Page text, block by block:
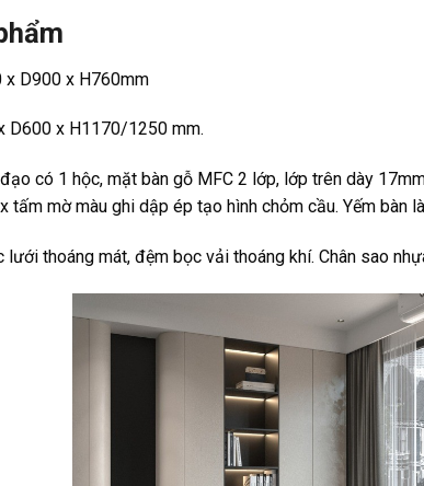
x D900 x H760mm
D600 x H1170/1250 mm.
có 1 hộc, mặt bàn gỗ MFC 2 lớp, lớp trên dày
tấm mờ màu ghi dập ép tạo hình chỏm cầu. Yếm bàn
lưới thoáng mát, đệm bọc vải thoáng khí. Chân sao